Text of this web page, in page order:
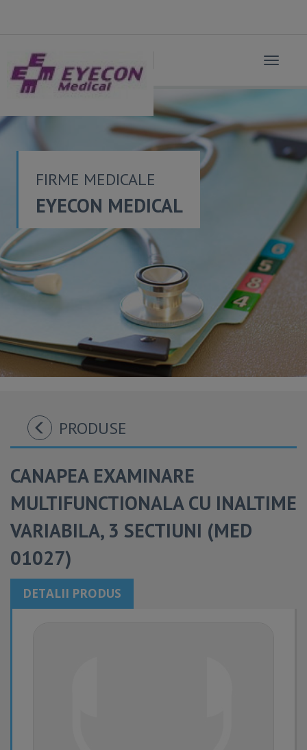
Toggle
FIRME MEDICALE
EYECON MEDICAL
PRODUSE
CANAPEA EXAMINARE
MULTIFUNCTIONALA CU INALTIME
VARIABILA, 3 SECTIUNI (MED
01027)
DETALII PRODUS